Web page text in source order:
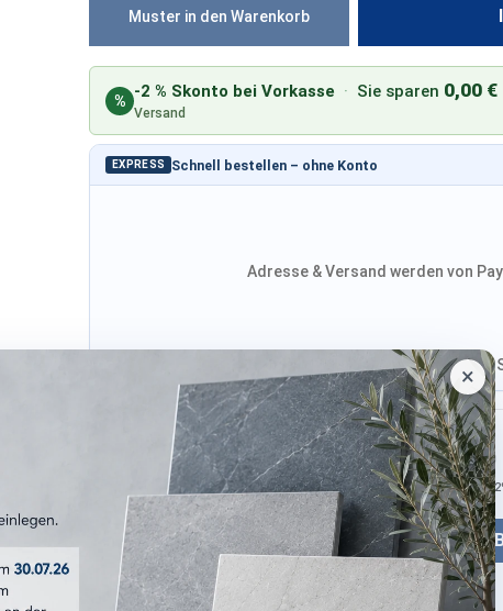
×
EXPRESS Schnell bestellen – ohne Konto
Adresse & Versand werden von
Adresse von Klarna, Versand wird im
% -2 % Skonto bei Vorkasse · Sie sparen 0,00 €
Versand
Muster in den Warenkorb
Bezahlen mit
Bei Bezahlung per Vorkasse
Versandkosten